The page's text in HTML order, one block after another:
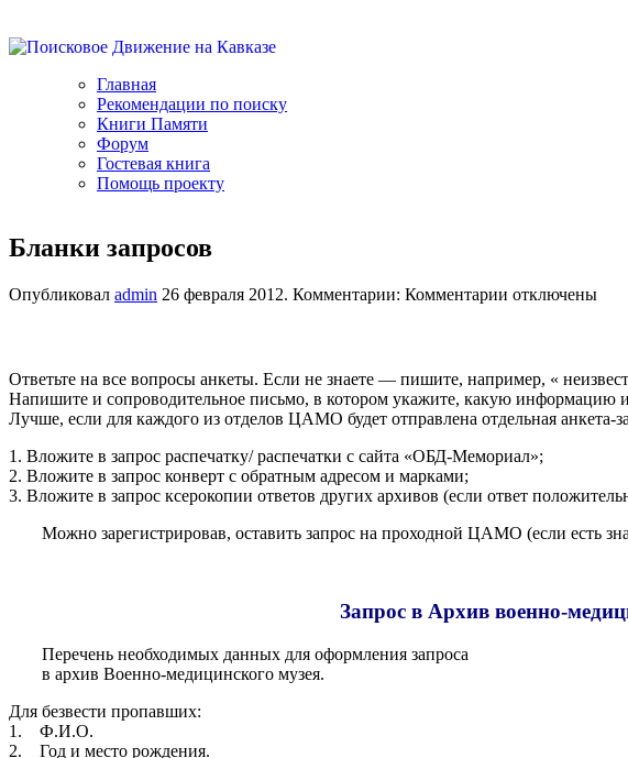
Главная
Рекомендации по поиску
Книги Памяти
Форум
Гостевая книга
Помощь проекту
Бланки запросов
Опубликовал admin 26 февраля 2012. Комментарии: Комментарии котключены
Ответьте на все вопросы анкеты. Если не знаете — пишите, например, «
Напишите и сопроводительное письмо, в котором укажите, какую информацию
Лучше, если для каждого из отделов ЦАМО будет отправлена отдельная анкета-
1. Вложите в запрос распечатку/ распечатки с сайта «ОБД-Мемориал»;
2. Вложите в запрос конверт с обратным адресом и марками;
3. Вложите в запрос ксерокопии ответов других архивов (если ответ
Можно зарегистрировав, оставить запрос на проходной ЦАМО (если есть
Запрос в Архив военно-
Перечень необходимых данных для оформления запроса
в архив Военно-медицинского музея.
Для безвести пропавших:
1. Ф.И.О.
2. Год и место рождения.